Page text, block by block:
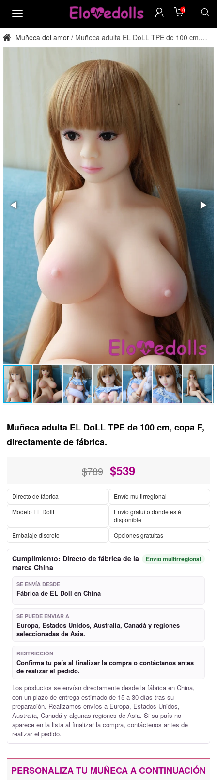
menú
0
Muñeca del amor / Muñeca adulta EL DoLL TPE de 100 cm,
copa F, directamente de fábrica.
Muñeca adulta EL DoLL TPE de 100 cm, copa F,
directamente de fábrica.
$789 $539
Directo de fábrica
Envío multirregional
Modelo EL DollL
Envío gratuito donde esté
disponible
Embalaje discreto
Opciones gratuitas
Cumplimiento: Directo de fábrica de la
marca China
Envío multirregional
SE ENVÍA DESDE
Fábrica de EL Doll en China
SE PUEDE ENVIAR A
Europa, Estados Unidos, Australia, Canadá y regiones
seleccionadas de Asia.
RESTRICCIÓN
Confirma tu país al finalizar la compra o contáctanos antes
de realizar el pedido.
Los productos se envían directamente desde la fábrica en China,
con un plazo de entrega estimado de 15 a 30 días tras su
preparación. Realizamos envíos a Europa, Estados Unidos,
Australia, Canadá y algunas regiones de Asia. Si su país no
aparece en la lista al finalizar la compra, contáctenos antes de
realizar el pedido.
PERSONALIZA TU MUÑECA A CONTINUACIÓN